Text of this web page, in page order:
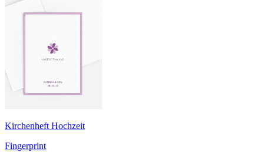
Kirchenheft Hochzeit
Fingerprint